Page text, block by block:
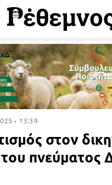
13:39
στον
πνεύματος